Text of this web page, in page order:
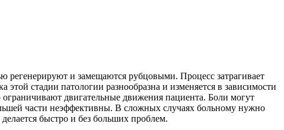
регенерируют и замещаются рубцовыми. Процесс затрагивает
стадии патологии разнообразна и изменяется в зависимости
ограничивают двигательные движения пациента. Боли могут
части неэффективны. В сложных случаях больному нужно
быстро и без больших проблем.